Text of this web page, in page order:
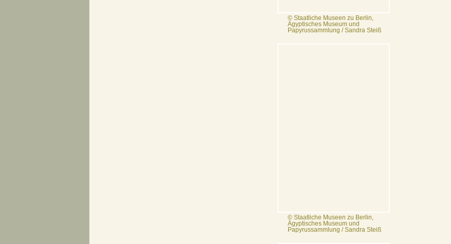
© Staatliche Museen zu Berlin,
Ägyptisches Museum und
Papyrussammlung / Sandra Steiß
© Staatliche Museen zu Berlin,
Ägyptisches Museum und
Papyrussammlung / Sandra Steiß